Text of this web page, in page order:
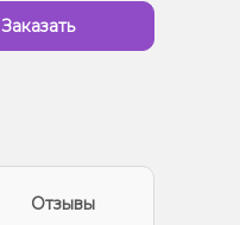
Заказать
Отзывы